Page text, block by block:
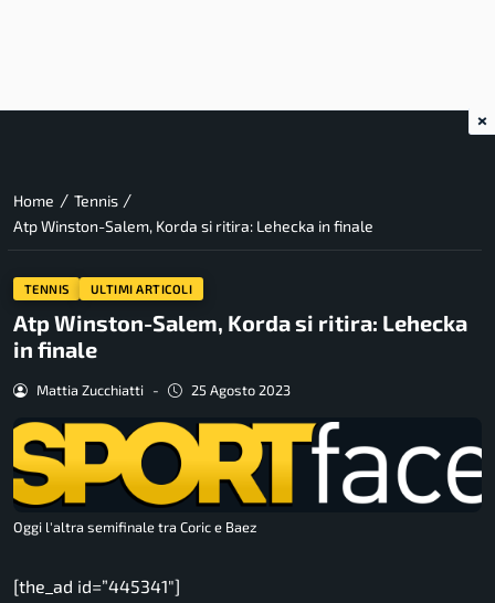
Home / Tennis /
Atp Winston-Salem, Korda si ritira: Lehecka in finale
TENNIS ULTIMI ARTICOLI
Atp Winston-Salem, Korda si ritira: Lehecka
in finale
Mattia Zucchiatti - 25 Agosto 2023
Oggi l'altra semifinale tra Coric e Baez
[the_ad id=”445341″]
×